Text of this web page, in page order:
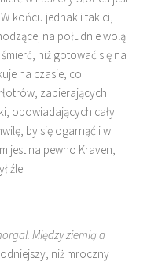
końcu jednak i tak ci,
na południe wolą
niż gotować się na
na czasie, co
zabierających
opowiadających cały
by się ogarnąć i w
jest na pewno Kraven,
źle.
Między ziemią a
niż mroczny